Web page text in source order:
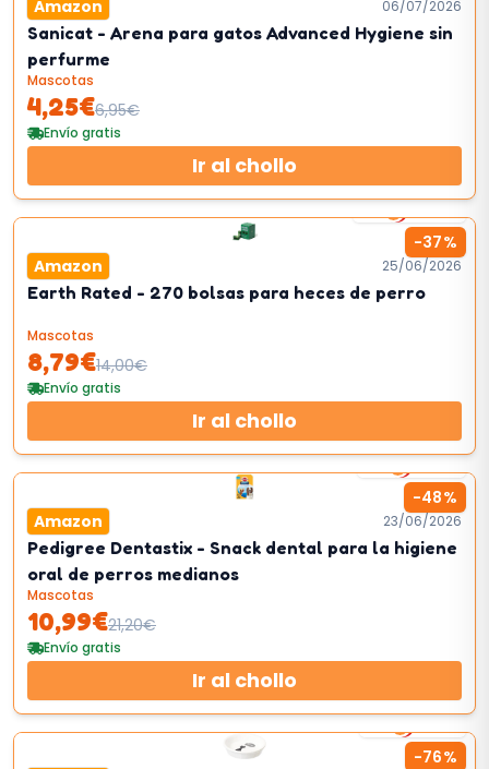
Amazon 06/07/2026
Sanicat - Arena para gatos Advanced Hygiene sin
perfurme
Mascotas
4,25€6,95€
Envío gratis
Ir al chollo
-37%
12km/h
Amazon 25/06/2026
Earth Rated - 270 bolsas para heces de perro
Mascotas
8,79€14,00€
Envío gratis
Ir al chollo
-48%
11km/h
Amazon 23/06/2026
Pedigree Dentastix - Snack dental para la higiene
oral de perros medianos
Mascotas
10,99€21,20€
Envío gratis
Ir al chollo
-76%
9km/h